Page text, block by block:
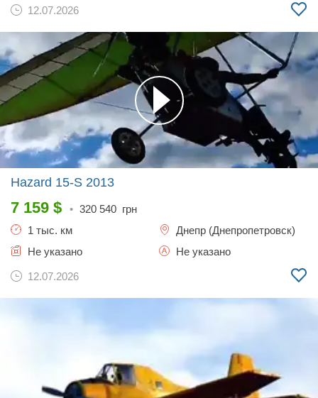
12.07.2026
Hazard 15-S 2013
7 159 $ • 320 540 грн
1 тыс. км
Днепр (Днепропетровск)
Не указано
Не указано
12.07.2026